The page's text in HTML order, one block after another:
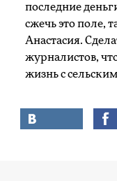
последние
сжечь это поле,
Анастасия.
журналистов,
жизнь с